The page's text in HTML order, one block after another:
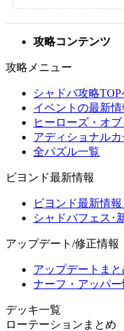
攻略コンテンツ
攻略メニュー
シャドバ攻略TOP
イベントの最新
ヒーローズ・オ
アディショナル
全パズル一覧
ビヨンド最新情報
ビヨンド最新情
シャドバフェス･
アップデート/修正情報
アップデートまと
ナーフ・アッパ
デッキ一覧
ローテーションまとめ